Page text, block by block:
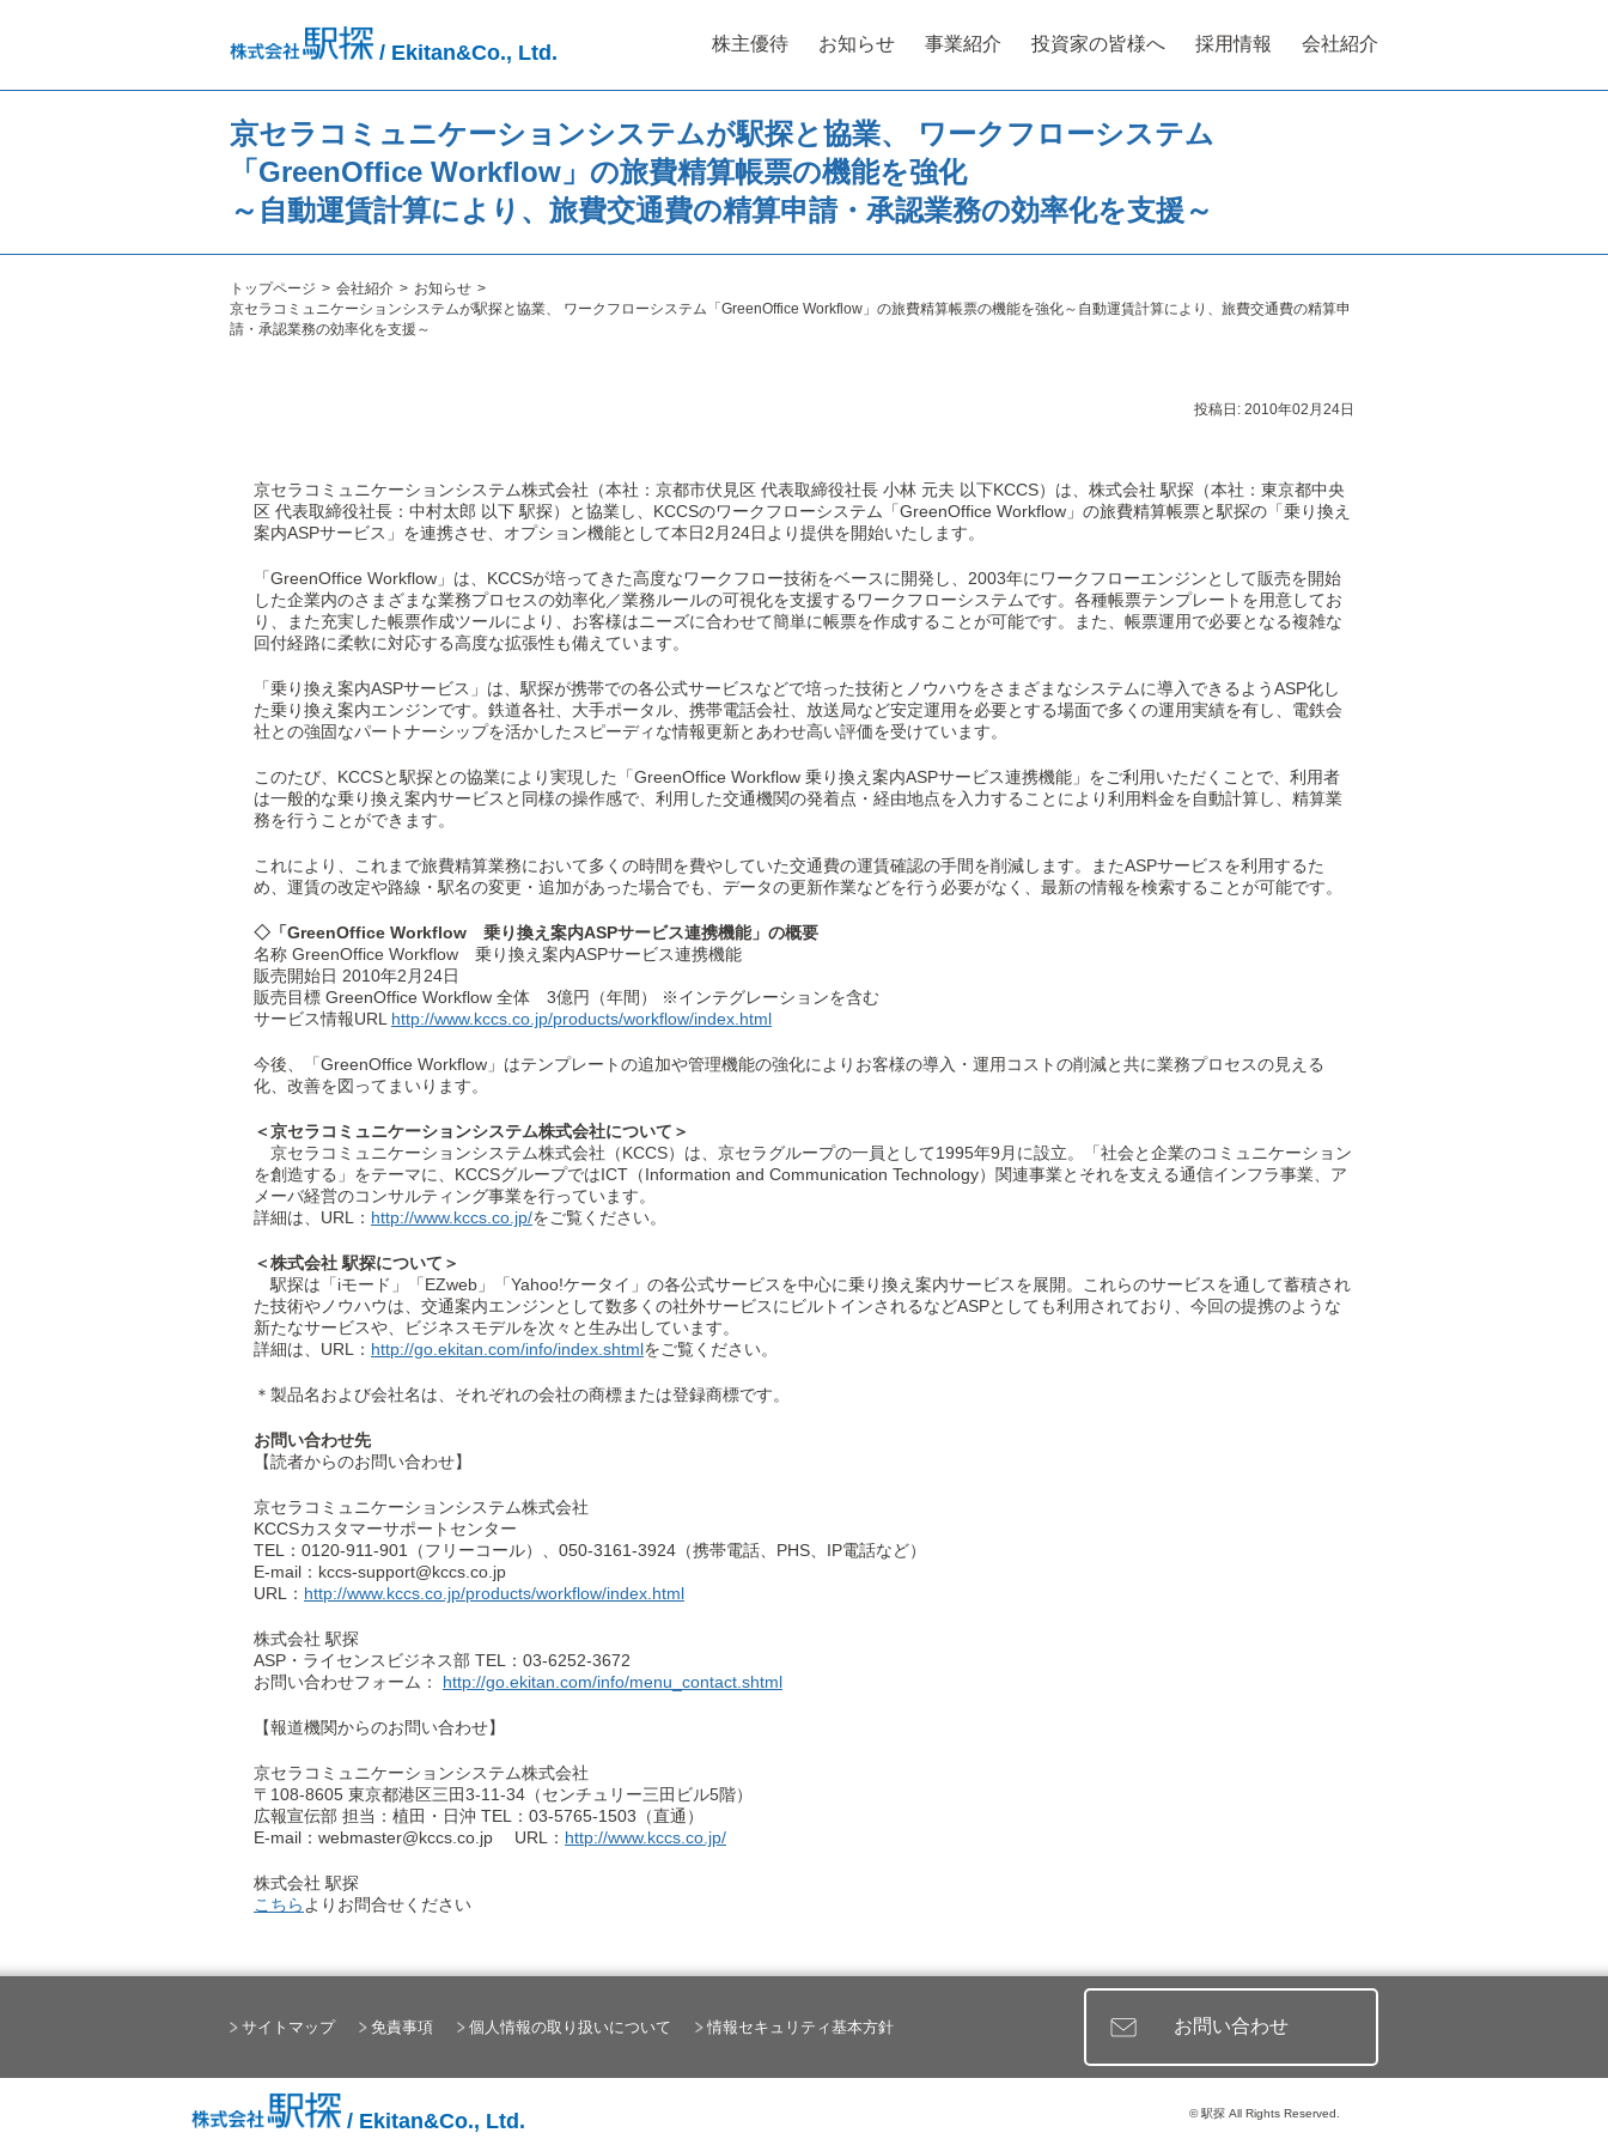
/ Ekitan&Co., Ltd. 株主優待 お知らせ 事業紹介 投資家の皆様へ 採用情報 会社紹介
京セラコミュニケーションシステムが駅探と協業、 ワークフローシステム
「GreenOffice Workflow」の旅費精算帳票の機能を強化
～自動運賃計算により、旅費交通費の精算申請・承認業務の効率化を支援～
トップページ 会社紹介
お知らせ
京セラコミュニケーションシステムが駅探と協業、 ワークフローシステム「GreenOffice Workflow」の旅費精算帳票の機能を強化～自動運賃計算により、旅費交通費の精算申
請・承認業務の効率化を支援～
投稿日: 2010年02月24日
京セラコミュニケーションシステム株式会社（本社：京都市伏見区 代表取締役社長 小林 元夫 以下KCCS）は、株式会社 駅探（本社：東京都中央
区 代表取締役社長：中村太郎 以下 駅探）と協業し、KCCSのワークフローシステム「GreenOffice Workflow」の旅費精算帳票と駅探の「乗り換え
案内ASPサービス」を連携させ、オプション機能として本日2月24日より提供を開始いたします。
「GreenOffice Workflow」は、KCCSが培ってきた高度なワークフロー技術をベースに開発し、2003年にワークフローエンジンとして販売を開始
した企業内のさまざまな業務プロセスの効率化／業務ルールの可視化を支援するワークフローシステムです。各種帳票テンプレートを用意してお
り、また充実した帳票作成ツールにより、お客様はニーズに合わせて簡単に帳票を作成することが可能です。また、帳票運用で必要となる複雑な
回付経路に柔軟に対応する高度な拡張性も備えています。
「乗り換え案内ASPサービス」は、駅探が携帯での各公式サービスなどで培った技術とノウハウをさまざまなシステムに導入できるようASP化し
た乗り換え案内エンジンです。鉄道各社、大手ポータル、携帯電話会社、放送局など安定運用を必要とする場面で多くの運用実績を有し、電鉄会
社との強固なパートナーシップを活かしたスピーディな情報更新とあわせ高い評価を受けています。
このたび、KCCSと駅探との協業により実現した「GreenOffice Workflow 乗り換え案内ASPサービス連携機能」をご利用いただくことで、利用者
は一般的な乗り換え案内サービスと同様の操作感で、利用した交通機関の発着点・経由地点を入力することにより利用料金を自動計算し、精算業
務を行うことができます。
これにより、これまで旅費精算業務において多くの時間を費やしていた交通費の運賃確認の手間を削減します。またASPサービスを利用するた
め、運賃の改定や路線・駅名の変更・追加があった場合でも、データの更新作業などを行う必要がなく、最新の情報を検索することが可能です。
◇「GreenOffice Workflow 乗り換え案内ASPサービス連携機能」の概要
名称 GreenOffice Workflow 乗り換え案内ASPサービス連携機能
販売開始日 2010年2月24日
販売目標 GreenOffice Workflow 全体 3億円（年間） ※インテグレーションを含む
サービス情報URL http://www.kccs.co.jp/products/workflow/index.html
今後、「GreenOffice Workflow」はテンプレートの追加や管理機能の強化によりお客様の導入・運用コストの削減と共に業務プロセスの見える
化、改善を図ってまいります。
＜京セラコミュニケーションシステム株式会社について＞
京セラコミュニケーションシステム株式会社（KCCS）は、京セラグループの一員として1995年9月に設立。「社会と企業のコミュニケーション
を創造する」をテーマに、KCCSグループではICT（Information and Communication Technology）関連事業とそれを支える通信インフラ事業、ア
メーバ経営のコンサルティング事業を行っています。
詳細は、URL： http://www.kccs.co.jp/をご覧ください。
＜株式会社 駅探について＞
駅探は「iモード」「EZweb」「Yahoo!ケータイ」の各公式サービスを中心に乗り換え案内サービスを展開。これらのサービスを通して蓄積され
た技術やノウハウは、交通案内エンジンとして数多くの社外サービスにビルトインされるなどASPとしても利用されており、今回の提携のような
新たなサービスや、ビジネスモデルを次々と生み出しています。
詳細は、URL： http://go.ekitan.com/info/index.shtmlをご覧ください。
＊製品名および会社名は、それぞれの会社の商標または登録商標です。
お問い合わせ先
【読者からのお問い合わせ】
京セラコミュニケーションシステム株式会社
KCCSカスタマーサポートセンター
TEL：0120-911-901（フリーコール）、050-3161-3924（携帯電話、PHS、IP電話など）
E-mail：kccs-support@kccs.co.jp
URL： http://www.kccs.co.jp/products/workflow/index.html
株式会社 駅探
ASP・ライセンスビジネス部 TEL：03-6252-3672
お問い合わせフォーム： http://go.ekitan.com/info/menu_contact.shtml
【報道機関からのお問い合わせ】
京セラコミュニケーションシステム株式会社
〒108-8605 東京都港区三田3-11-34（センチュリー三田ビル5階）
広報宣伝部 担当：植田・日沖 TEL：03-5765-1503（直通）
E-mail：webmaster@kccs.co.jp URL： http://www.kccs.co.jp/
株式会社 駅探
こちらよりお問合せください
サイトマップ 免責事項 個人情報の取り扱いについて 情報セキュリティ基本方針 お問い合わせ
/ Ekitan&Co., Ltd. © 駅探 All Rights Reserved.